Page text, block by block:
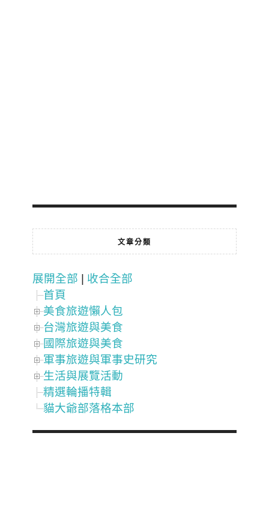
文章分類
展開全部
收合全部
首頁
美食旅遊懶人包
台灣旅遊與美食
國際旅遊與美食
軍事旅遊與軍事史研究
生活與展覽活動
精選輪播特輯
貓大爺部落格本部